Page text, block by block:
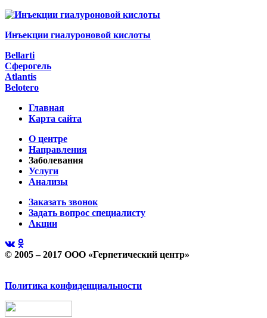
Инъекции гиалуроновой кислоты
Bellarti
Сферогель
Atlantis
Belotero
Главная
Карта сайта
О центре
Направления
Заболевания
Услуги
Анализы
Заказать звонок
Задать вопрос специалисту
Акции
© 2005 – 2017 ООО «Герпетический центр»
Политика конфиденциальности